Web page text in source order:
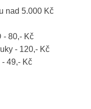
nad 5.000 Kč
- 80,- Kč
- 120,- Kč
49,- Kč